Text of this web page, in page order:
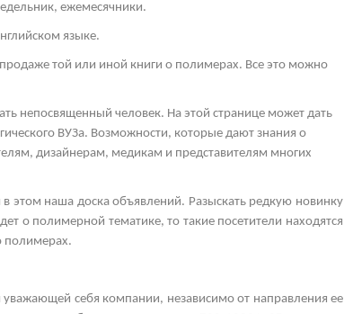
ежемесячники.
языке.
той или иной книги о полимерах. Все это можно
непосвященный человек. На этой странице может дать
ВУЗа. Возможности, которые дают знания о
дизайнерам, медикам и представителям многих
этом наша доска объявлений. Разыскать редкую новинку
о полимерной тематике, то такие посетители находятся
полимерах.
себя компании, независимо от направления ее